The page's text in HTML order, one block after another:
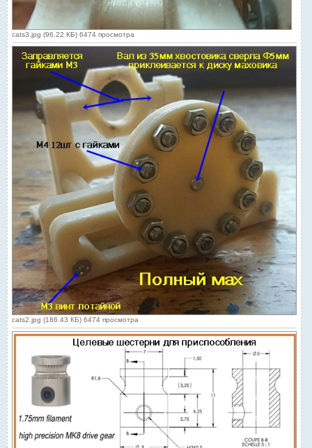
cats3.jpg (96.22 КБ) 6474 просмотра
cats2.jpg (186.43 КБ) 6474 просмотра